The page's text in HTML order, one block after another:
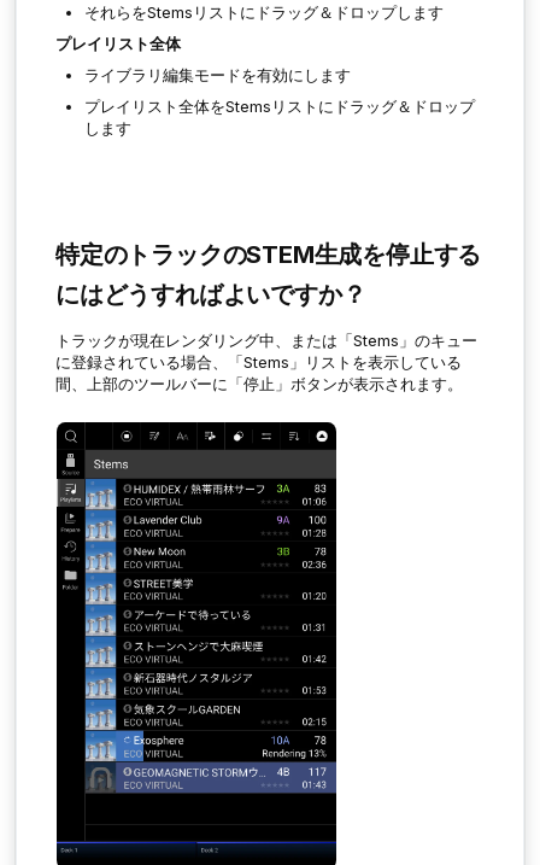
それらをStemsリストにドラッグ＆ドロップします
プレイリスト全体
ライブラリ編集モードを有効にします
プレイリスト全体をStemsリストにドラッグ＆ドロップ
します
特定のトラックのSTEM生成を停止する
にはどうすればよいですか？
トラックが現在レンダリング中、または「Stems」のキュー
に登録されている場合、「Stems」リストを表示している
間、上部のツールバーに「停止」ボタンが表示されます。